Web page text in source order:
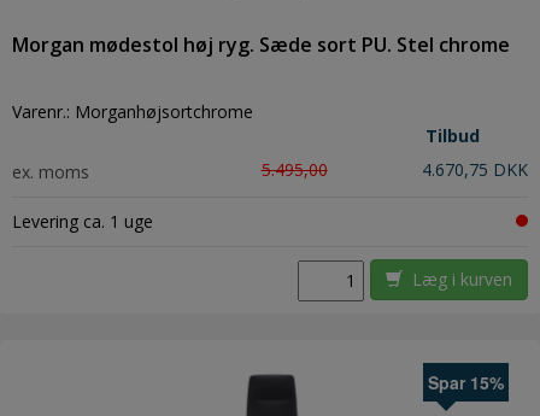
Morgan mødestol høj ryg. Sæde sort PU. Stel chrome
Varenr.: Morganhøjsortchrome
Tilbud
ex. moms
5.495,00 4.670,75 DKK
Levering ca. 1 uge
Læg i kurven
Spar 15%